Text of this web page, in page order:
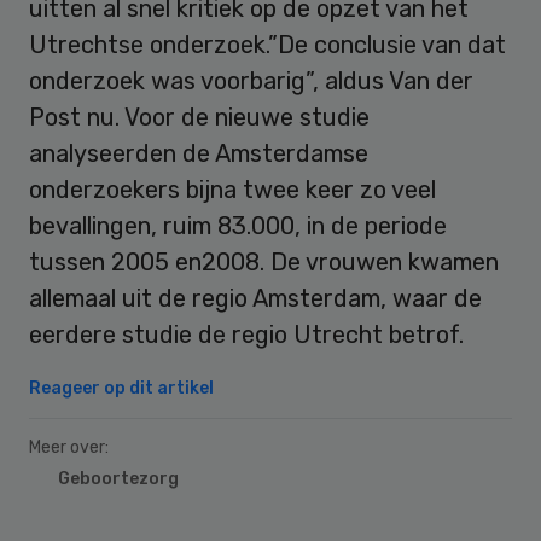
uitten al snel kritiek op de opzet van het
Utrechtse onderzoek.”De conclusie van dat
onderzoek was voorbarig”, aldus Van der
Post nu. Voor de nieuwe studie
analyseerden de Amsterdamse
onderzoekers bijna twee keer zo veel
bevallingen, ruim 83.000, in de periode
tussen 2005 en2008. De vrouwen kwamen
allemaal uit de regio Amsterdam, waar de
eerdere studie de regio Utrecht betrof.
Reageer op dit artikel
Meer over:
Geboortezorg